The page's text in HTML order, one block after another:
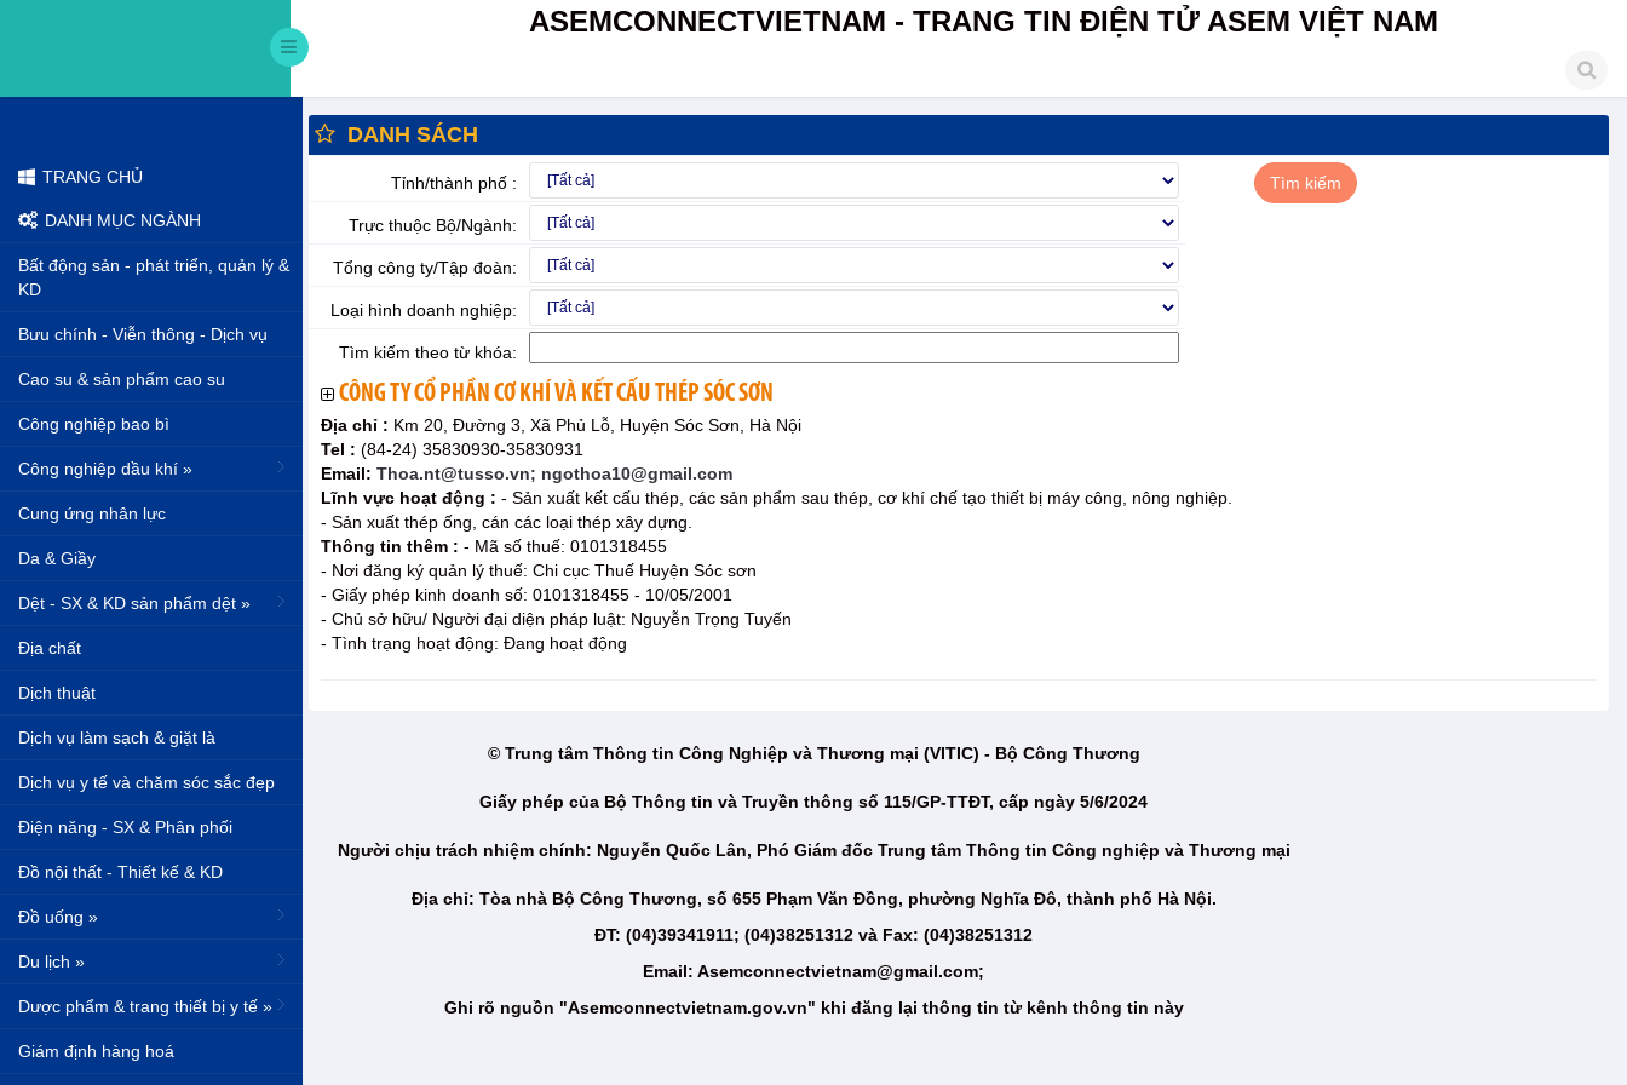
ASEMCONNECTVIETNAM - TRANG TIN ĐIỆN TỬ ASEM VIỆT NAM
TRANG CHỦ
DANH MỤC NGÀNH
Bất động sản - phát triển, quản lý &
KD
Bưu chính - Viễn thông - Dịch vụ
Cao su & sản phẩm cao su
Công nghiệp bao bì
Công nghiệp dầu khí »
Cung ứng nhân lực
Da & Giầy
Dệt - SX & KD sản phẩm dệt »
Địa chất
Dịch thuật
Dịch vụ làm sạch & giặt là
Dịch vụ y tế và chăm sóc sắc đẹp
Điện năng - SX & Phân phối
Đồ nội thất - Thiết kế & KD
Đồ uống »
Du lịch »
Dược phẩm & trang thiết bị y tế »
Giám định hàng hoá
DANH SÁCH
Tỉnh/thành phố :
Trực thuộc Bộ/Ngành:
Tổng công ty/Tập đoàn:
Loại hình doanh nghiệp:
Tìm kiếm theo từ khóa:
CÔNG TY CỔ PHẦN CƠ KHÍ VÀ KẾT CẤU THÉP SÓC SƠN
Địa chỉ : Km 20, Đường 3, Xã Phủ Lỗ, Huyện Sóc Sơn, Hà Nội
Tel : (84-24) 35830930-35830931
Email: Thoa.nt@tusso.vn; ngothoa10@gmail.com
Lĩnh vực hoạt động : - Sản xuất kết cấu thép, các sản phẩm sau thép, cơ khí chế tạo thiết bị máy công, nông nghiệp.
- Sản xuất thép ống, cán các loại thép xây dựng.
Thông tin thêm : - Mã số thuế: 0101318455
- Nơi đăng ký quản lý thuế: Chi cục Thuế Huyện Sóc sơn
- Giấy phép kinh doanh số: 0101318455 - 10/05/2001
- Chủ sở hữu/ Người đại diện pháp luật: Nguyễn Trọng Tuyến
- Tình trạng hoạt động: Đang hoạt động
© Trung tâm Thông tin Công Nghiệp và Thương mại (VITIC) - Bộ Công Thương
Giấy phép của Bộ Thông tin và Truyền thông số 115/GP-TTĐT, cấp ngày 5/6/2024
Người chịu trách nhiệm chính: Nguyễn Quốc Lân, Phó Giám đốc Trung tâm Thông tin Công nghiệp và Thương mại
Địa chỉ: Tòa nhà Bộ Công Thương, số 655 Phạm Văn Đồng, phường Nghĩa Đô, thành phố Hà Nội.
ĐT: (04)39341911; (04)38251312 và Fax: (04)38251312
Email: Asemconnectvietnam@gmail.com;
Ghi rõ nguồn "Asemconnectvietnam.gov.vn" khi đăng lại thông tin từ kênh thông tin này